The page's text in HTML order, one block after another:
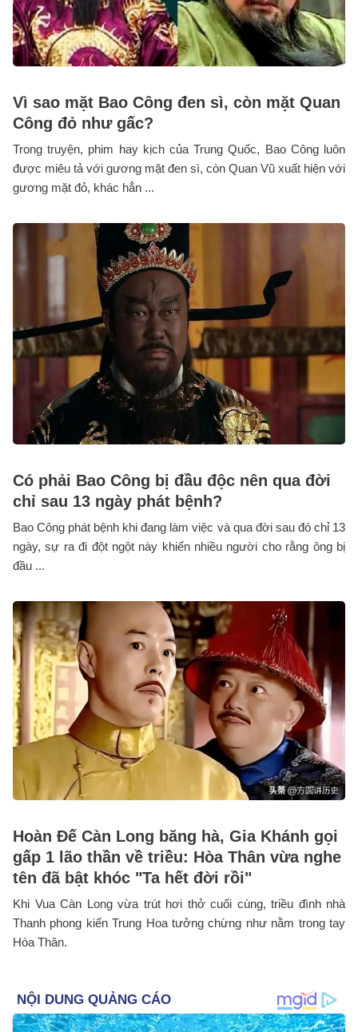
Vì sao mặt Bao Công đen sì, còn mặt Quan
Công đỏ như gấc?
Trong truyện, phim hay kịch của Trung Quốc, Bao Công luôn
được miêu tả với gương mặt đen sì, còn Quan Vũ xuất hiện với
gương mặt đỏ, khác hẳn ...
Có phải Bao Công bị đầu độc nên qua đời
chỉ sau 13 ngày phát bệnh?
Bao Công phát bệnh khi đang làm việc và qua đời sau đó chỉ 13
ngày, sự ra đi đột ngột này khiến nhiều người cho rằng ông bị
đầu ...
Hoàn Đế Càn Long băng hà, Gia Khánh gọi
gấp 1 lão thần về triều: Hòa Thân vừa nghe
tên đã bật khóc "Ta hết đời rồi"
Khi Vua Càn Long vừa trút hơi thở cuối cùng, triều đình nhà
Thanh phong kiến Trung Hoa tưởng chừng như nằm trong tay
Hòa Thân.